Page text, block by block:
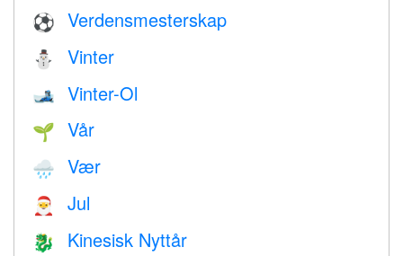
⚽ Verdensmesterskap
⛄ Vinter
🎿 Vinter-Ol
🌱 Vår
🌧 Vær
🎅 Jul
🐉 Kinesisk Nyttår